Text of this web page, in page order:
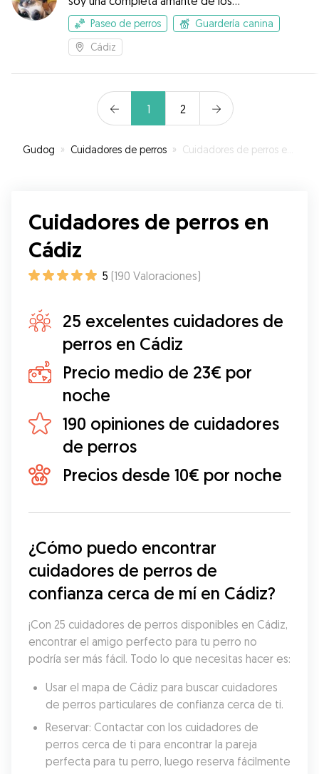
animales, pero sobretodo de perros
Paseo de perros
Guardería canina
Cádiz
1 2
Gudog » Cuidadores de perros » Cuidadores de perros en Cádiz
Cuidadores de perros en
Cádiz
5 (190 Valoraciones)
25 excelentes cuidadores de
perros en Cádiz
Precio medio de 23€ por
noche
190 opiniones de cuidadores
de perros
Precios desde 10€ por noche
¿Cómo puedo encontrar
cuidadores de perros de
confianza cerca de mí en Cádiz?
¡Con 25 cuidadores de perros disponibles en Cádiz,
encontrar el amigo perfecto para tu perro no
podría ser más fácil. Todo lo que necesitas hacer es:
Usar el mapa de Cádiz para buscar cuidadores
de perros particulares de confianza cerca de ti.
Reservar: Contactar con los cuidadores de
perros cerca de ti para encontrar la pareja
perfecta para tu perro, luego reserva fácilmente